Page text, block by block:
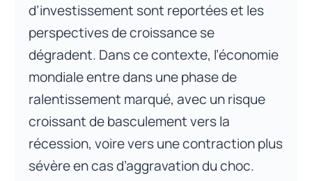
d’investissement sont reportées et les
perspectives de croissance se
dégradent. Dans ce contexte, l’économie
mondiale entre dans une phase de
ralentissement marqué, avec un risque
croissant de basculement vers la
récession, voire vers une contraction plus
sévère en cas d’aggravation du choc.